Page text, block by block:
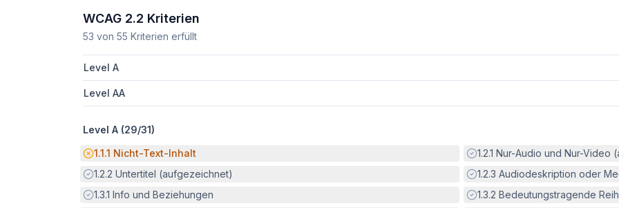
WCAG 2.2 Kriterien
53 von 55 Kriterien erfüllt
Level A
Level AA
Level A (29/31)
Potenzielle Barriere:
1.1.1 Nicht-Text-Inhalt Erfüllt:
1.2.1 Nur-Audio und Nur-Video
Erfüllt:
1.2.2 Untertitel (aufgezeichnet) Erfüllt:
1.2.3 Audiodeskription oder
Erfüllt:
1.3.1 Info und Beziehungen Erfüllt:
1.3.2 Bedeutungstragende